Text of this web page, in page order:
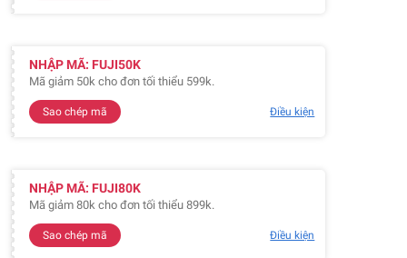
NHẬP MÃ: FUJI50K
Mã giảm 50k cho đơn tối thiểu 599k.
Sao chép mã Điều kiện
NHẬP MÃ: FUJI80K
Mã giảm 80k cho đơn tối thiểu 899k.
Sao chép mã Điều kiện